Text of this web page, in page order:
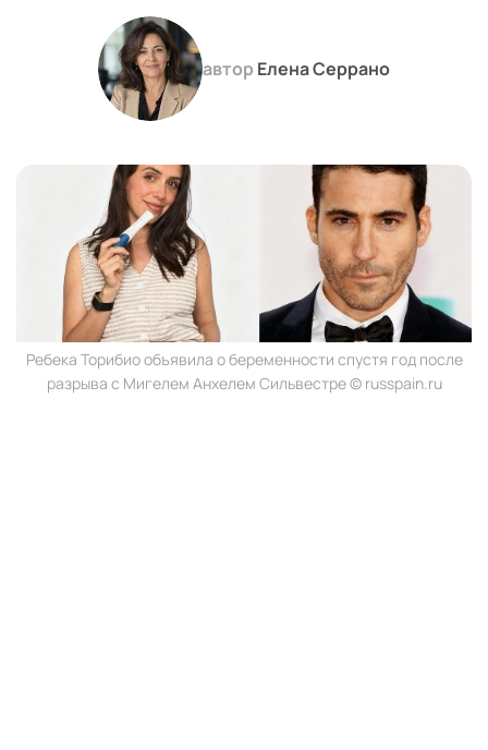
автор Елена Серрано
Ребека Торибио объявила о беременности спустя год после
разрыва с Мигелем Анхелем Сильвестре © russpain.ru